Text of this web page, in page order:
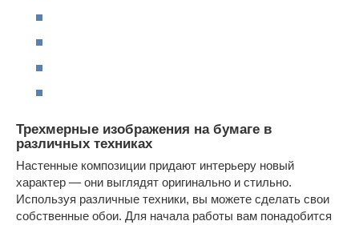
Трехмерные изображения на бумаге в
различных техниках
Настенные композиции придают интерьеру новый
характер — они выглядят оригинально и стильно.
Используя различные техники, вы можете сделать свои
собственные обои. Для начала работы вам понадобится